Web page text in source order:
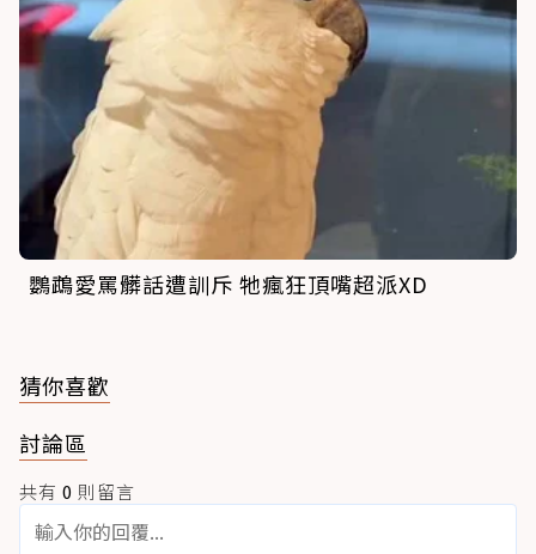
鸚鵡愛罵髒話遭訓斥 牠瘋狂頂嘴超派XD
猜你喜歡
討論區
共有 0 則留言